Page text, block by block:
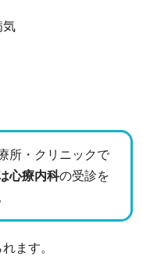
気
所・クリニックで
心療内科の受診を
ます。